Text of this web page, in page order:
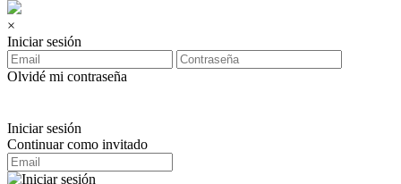
×
Iniciar sesión
Olvidé mi contraseña
Iniciar sesión
Continuar como invitado